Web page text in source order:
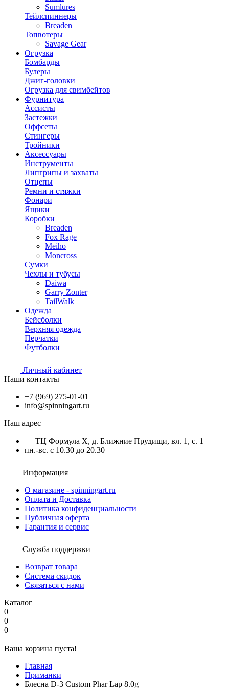
Sumlures
Тейлспиннеры
Breaden
Топвотеры
Savage Gear
Огрузка
Бомбарды
Булеры
Джиг-головки
Огрузка для свимбейтов
Фурнитура
Ассисты
Застежки
Оффсеты
Стингеры
Тройники
Аксессуары
Инструменты
Липгрипы и захваты
Отцепы
Ремни и стяжки
Фонари
Ящики
Коробки
Breaden
Fox Rage
Meiho
Moncross
Сумки
Чехлы и тубусы
Daiwa
Garry Zonter
TailWalk
Одежда
Бейсболки
Верхняя одежда
Перчатки
Футболки
Личный кабинет
Наши контакты
+7 (969) 275-01-01
info@spinningart.ru
Наш адрес
ТЦ Формула X, д. Ближние Прудищи, вл. 1, с. 1
пн.-вс. с 10.30 до 20.30
Информация
О магазине - spinningart.ru
Оплата и Доставка
Политика конфиденциальности
Публичная оферта
Гарантия и сервис
Служба поддержки
Возврат товара
Система скидок
Связаться с нами
Каталог
0
0
0
Ваша корзина пуста!
Главная
Приманки
Блесна D-3 Custom Phar Lap 8.0g